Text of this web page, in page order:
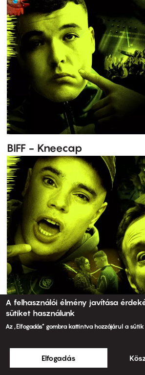
BIFF - Kneecap
A felhasználói élmény javítása
sütiket használunk
Az „Elfogadás” gombra kattintva hozzájárul a
Elfogadás